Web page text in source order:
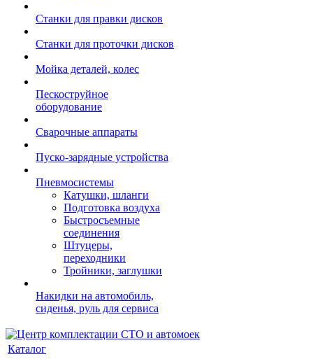
Станки для правки дисков
Станки для проточки дисков
Мойка деталей, колес
Пескоструйное
оборудование
Сварочные аппараты
Пуско-зарядные устройства
Пневмосистемы
Катушки, шланги
Подготовка воздуха
Быстросъемные
соединения
Штуцеры,
переходники
Тройники, заглушки
Накидки на автомобиль,
сиденья, руль для сервиса
Каталог